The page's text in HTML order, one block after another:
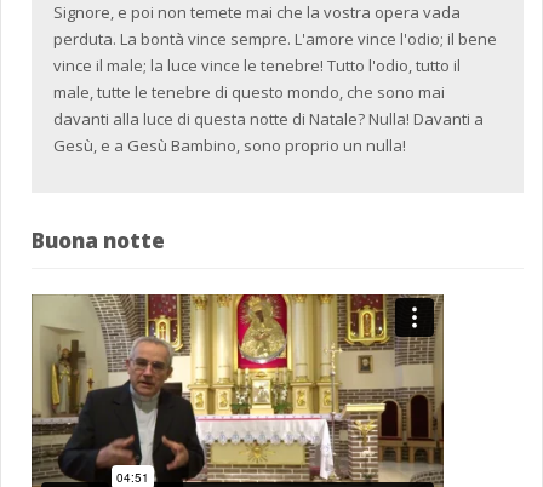
Signore, e poi non temete mai che la vostra opera vada
perduta. La bontà vince sempre. L'amore vince l'odio; il bene
vince il male; la luce vince le tenebre! Tutto l'odio, tutto il
male, tutte le tenebre di questo mondo, che sono mai
davanti alla luce di questa notte di Natale? Nulla! Davanti a
Gesù, e a Gesù Bambino, sono proprio un nulla!
Buona notte